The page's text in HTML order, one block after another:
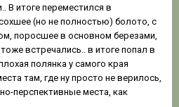
В итоге переместился в
(но не полностью) болото, с
поросшее в основном березами,
встречались.. в итоге попал в
полянка у самого края
там, где ну просто не верилось,
перспективные места, как